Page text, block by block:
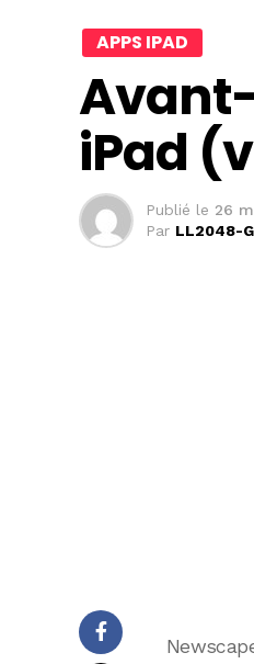
APPS IPAD
iPad
Publié le 26
Par LL2048-